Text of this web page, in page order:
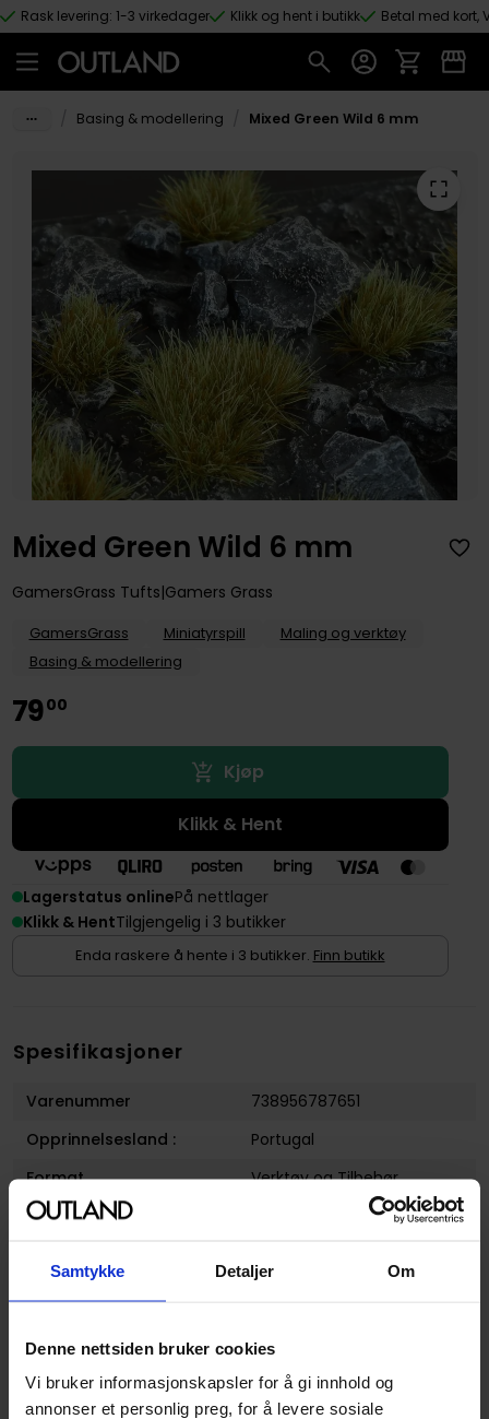
Samtykke Detaljer Om
Denne nettsiden bruker cookies
Vi bruker informasjonskapsler for å gi innhold og
annonser et personlig preg, for å levere sosiale
Hopp til hovedinnhold
Rask levering: 1-3 virkedager Klikk og hent i butikk Betal med kort,
Basing & modellering Mixed Green Wild 6 mm
Mixed Green Wild 6 mm
GamersGrass Tufts Gamers Grass
GamersGrass Miniatyrspill
Maling og verktøy
Basing & modellering
7900
Kjøp
Klikk & Hent
Lagerstatus onlinePå nettlager
Klikk & HentTilgjengelig i 3 butikker
Enda raskere å hente i 3 butikker. Finn butikk
Spesifikasjoner
Varenummer
738956787651
Opprinnelsesland :
Portugal
Format
Verktøy og Tilbehør
Serie
GamersGrass Tufts